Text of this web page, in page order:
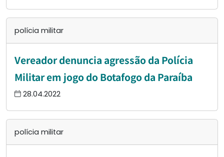
polícia militar
Vereador denuncia agressão da Polícia
Militar em jogo do Botafogo da Paraíba
28.04.2022
polícia militar